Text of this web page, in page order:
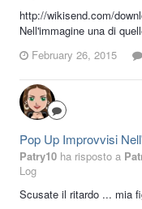
http://wikisend.com/
Nell'immagine una di
February 26, 2015
Pop Up Improvvisi
Patry10 ha risposto a
Log
Scusate il ritardo ... mia